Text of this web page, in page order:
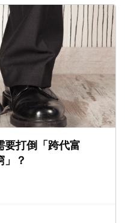
要打倒「跨代富
」？